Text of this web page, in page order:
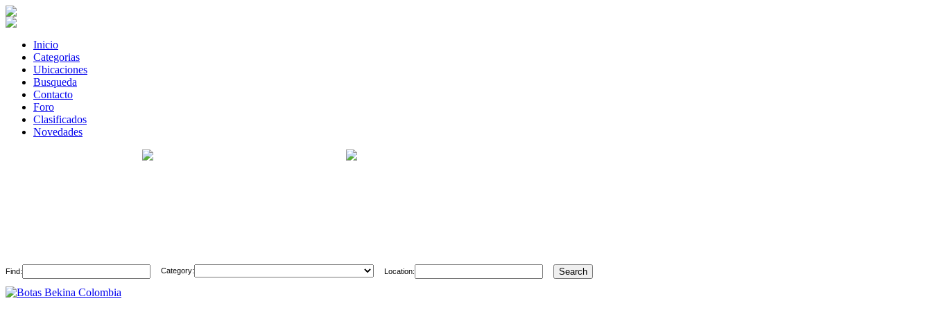
Inicio
Categorias
Ubicaciones
Busqueda
Contacto
Foro
Clasificados
Novedades
Find: Category: Location: